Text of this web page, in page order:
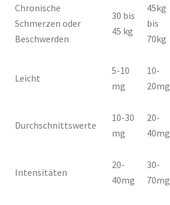
Chronische
Schmerzen oder
Beschwerden
30 bis
45 kg
45kg
bis
70kg
Leicht
5-10
mg
10-
20mg
Durchschnittswerte
10-30
mg
20-
40mg
Intensitäten
20-
40mg
30-
70mg